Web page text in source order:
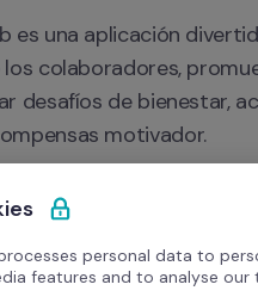
es una aplicación
colaboradores,
desafíos de bienestar,
motivador.
automática de datos
actualizados el
processes personal data to
features and to analyse our